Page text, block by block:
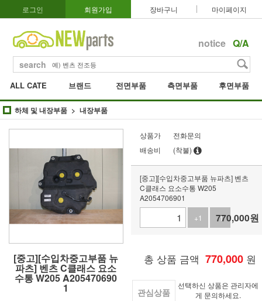
로그인 회원가입 장바구니 마이페이지
notice Q/A
search
ALL CATE 브랜드 전면부품 측면부품 후면부품
하체 및 내장부품 내장부품
[중고][수입차중고부품 뉴
파츠] 벤츠 C클래스 요소
수통 W205 A205470690
1
상품가
전화문의
배송비
(착불)
[중고][수입차중고부품 뉴파츠] 벤츠
C클래스 요소수통 W205
A2054706901
+1
-1
770,000원
총 상품 금액 770,000 원
관심상품
선택하신 상품은 관리자에
게 문의하세요.